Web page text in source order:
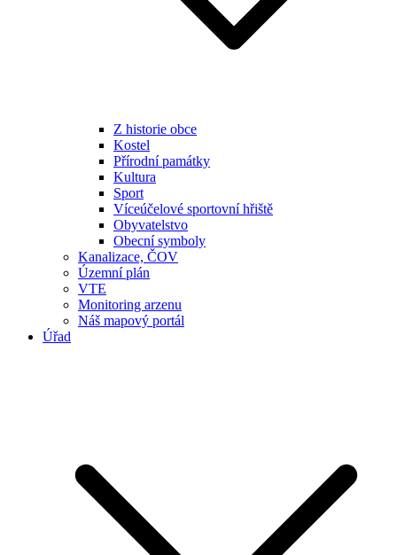
Z historie obce
Kostel
Přírodní památky
Kultura
Sport
Víceúčelové sportovní hřiště
Obyvatelstvo
Obecní symboly
Kanalizace, ČOV
Územní plán
VTE
Monitoring arzenu
Náš mapový portál
Úřad